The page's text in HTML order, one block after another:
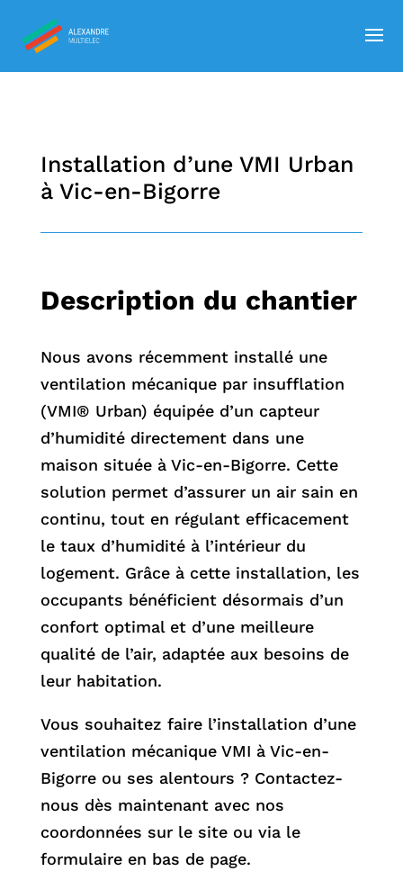
Installation d’une VMI Urban
à Vic-en-Bigorre
Description du chantier
Nous avons récemment installé une
ventilation mécanique par insufflation
(VMI® Urban) équipée d’un capteur
d’humidité directement dans une
maison située à Vic-en-Bigorre. Cette
solution permet d’assurer un air sain en
continu, tout en régulant efficacement
le taux d’humidité à l’intérieur du
logement. Grâce à cette installation, les
occupants bénéficient désormais d’un
confort optimal et d’une meilleure
qualité de l’air, adaptée aux besoins de
leur habitation.
Vous souhaitez faire l’installation d’une
ventilation mécanique VMI à Vic-en-
Bigorre ou ses alentours ? Contactez-
nous dès maintenant avec nos
coordonnées sur le site ou via le
formulaire en bas de page.